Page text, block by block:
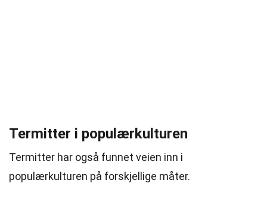
Termitter i populærkulturen
Termitter har også funnet veien inn i
populærkulturen på forskjellige måter.